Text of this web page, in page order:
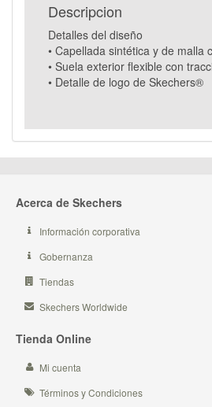
Descripcion
Detalles del diseño
• Capellada sintética y de malla
• Suela exterior flexible con
• Detalle de logo de Skechers®
Acerca de Skechers
Información corporativa
Gobernanza
Tiendas
Skechers Worldwide
Tienda Online
Mi cuenta
Términos y Condiciones